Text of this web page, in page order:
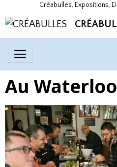
Créabulles, Expositions,
Au Waterloo